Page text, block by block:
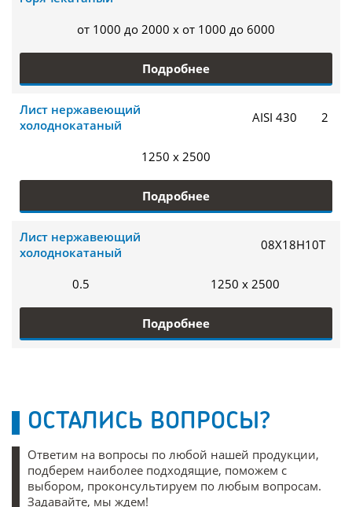
от 1000 до 2000 x от 1000 до 6000
Подробнее
Лист нержавеющий
холоднокатаный
AISI 430 2
1250 x 2500
Подробнее
Лист нержавеющий
холоднокатаный
08Х18Н10Т
0.5 1250 x 2500
Подробнее
ОСТАЛИСЬ ВОПРОСЫ?
Ответим на вопросы по любой нашей продукции,
подберем наиболее подходящие, поможем с
выбором, проконсультируем по любым вопросам.
Задавайте, мы ждем!